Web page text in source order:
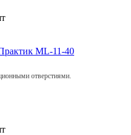
ML-11-40
отверстиями.